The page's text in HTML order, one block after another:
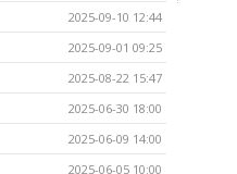
2025-09-10 12:44
2025-09-01 09:25
2025-08-22 15:47
2025-06-30 18:00
2025-06-09 14:00
2025-06-05 10:00